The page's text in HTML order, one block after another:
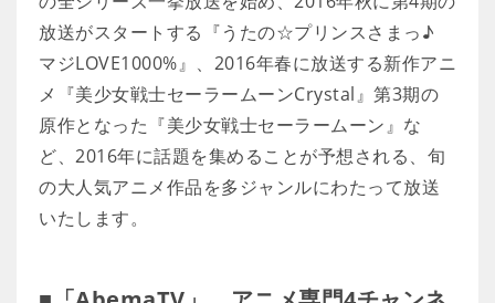
放送がスタートする『うたの☆プリンスさまっ♪
マジLOVE1000%』、2016年春に放送する新作アニ
メ『美少女戦士セーラームーンCrystal』第3期の
原作となった『美少女戦士セーラームーン』な
ど、2016年に話題を集めることが予想される、旬
の大人気アニメ作品を多ジャンルにわたって放送
いたします。